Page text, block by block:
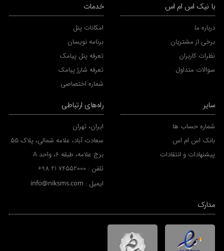
با نیک اس ام اس
درباره ما
برخی از مشتریان
نظرات کاربران
سوالات متداول
خدمات
امکانات پنل
برنامه نویسان
تعرفه پنل پیامک
تعرفه شارژ پیامک
شماره اختصاصی
سایر
شماره حساب ها
بانک اس ام اس
پیشنهادات و انتقادات
راه‌های ارتباطی
ایران، تهران
سعادت آباد، علامه شمالی، پلاک 55
برج علامه، طبقه 6، واحد A
تلفن : +98 21 74552000
ایمیل : info@niksms.com
مدارک